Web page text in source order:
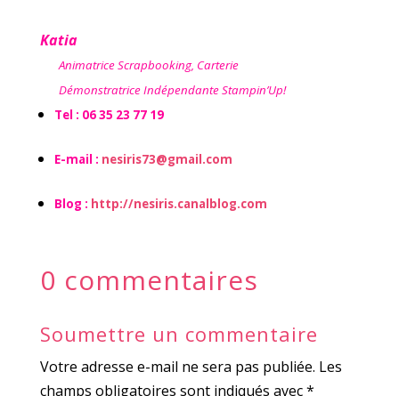
Katia
Animatrice Scrapbooking, Carterie
Démonstratrice Indépendante Stampin’Up!
Tel : 06 35 23 77 19
E-mail : nesiris73@gmail.com
Blog : http://nesiris.canalblog.com
0 commentaires
Soumettre un commentaire
Votre adresse e-mail ne sera pas publiée. Les
champs obligatoires sont indiqués avec*